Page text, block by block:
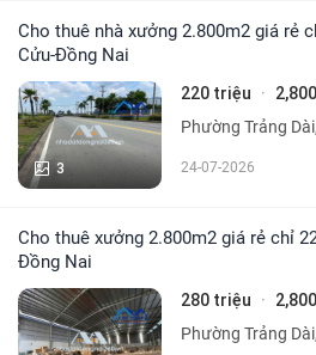
Cho thuê nhà xưởng 2.800m2 giá rẻ chỉ 220 triệu. KCN Vĩnh
Cửu-Đồng Nai
3
220 triệu ·
Phường Trảng
24-07-2026
Cho thuê xưởng 2.800m2 giá rẻ chỉ 220 triệu. KCN Vĩnh Cửu-
Đồng Nai
280 triệu
·
Phường Trảng